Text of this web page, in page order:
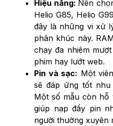
Hiệu năng: Nên
Helio G85, Helio
đây là những vi xử
phân khúc này.
chạy đa nhiệm
phim hay lướt web.
Pin và sạc: Một
sẽ đáp ứng tốt
Một số mẫu còn hỗ
giúp nạp đầy pin
người thường xuyên